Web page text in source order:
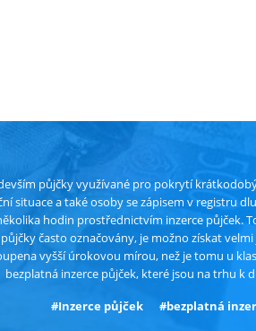
půjčky využívané pro pokrytí
situace a také osoby se zápisem v registru
hodin prostřednictvím inzerce půjček.
často označovány, je možno získat
vyšší úrokovou mírou, než je tomu u
bezplatná inzerce půjček, které jsou na trhu k
#Inzerce půjček
#bezplatná